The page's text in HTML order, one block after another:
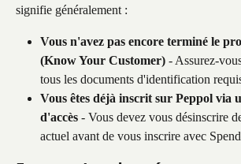
signifie généralement :
Vous n'avez pas encore terminé le
(Know Your Customer) - Assurez-
tous les documents d'identification
Vous êtes déjà inscrit sur Peppol via
d'accès - Vous devez vous désinscrire
actuel avant de vous inscrire avec